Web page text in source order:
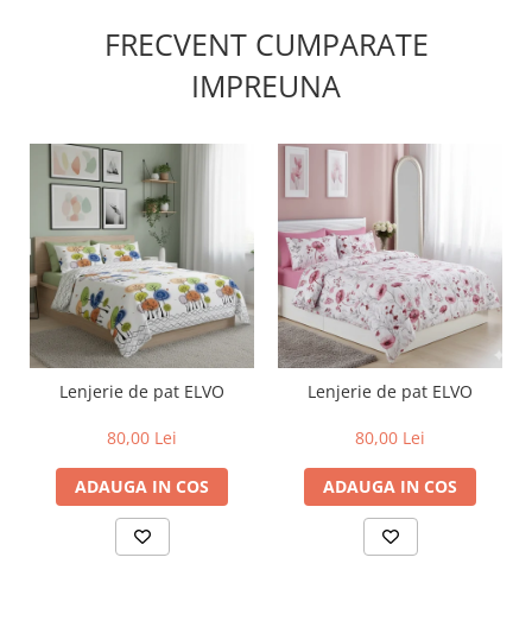
FRECVENT CUMPARATE
IMPREUNA
Lenjerie de pat ELVO
80,00 Lei
ADAUGA IN COS
Lenjerie de pat ELVO
80,00 Lei
ADAUGA IN COS